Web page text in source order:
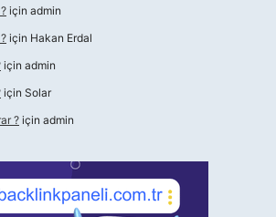
için admin
için Hakan Erdal
için admin
için Solar
? için admin